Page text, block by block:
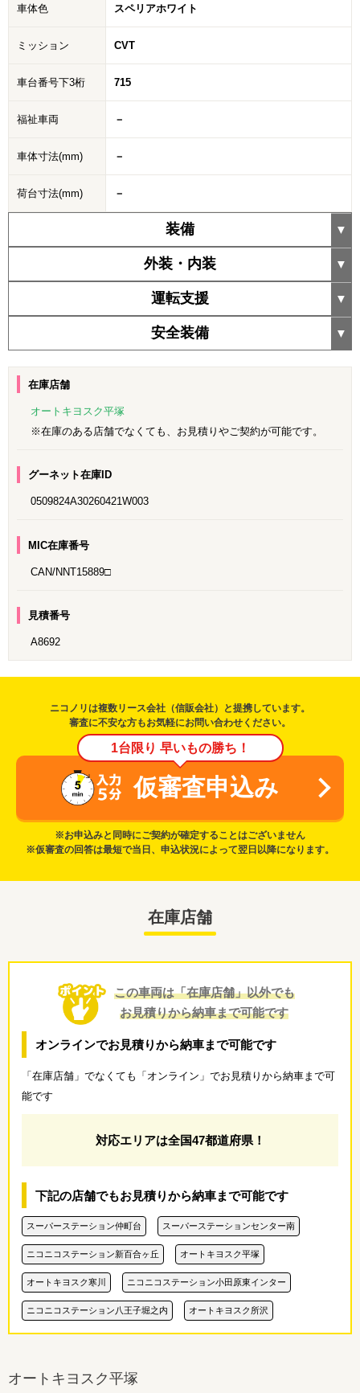
車体色 スペリアホワイト
ミッション CVT
車台番号下3桁 715
福祉車両 －
車体寸法(mm) －
荷台寸法(mm) －
装備
外装・内装
運転支援
安全装備
在庫店舗
オートキヨスク平塚
※在庫のある店舗でなくても、お見積りやご契約が可能です。
グーネット在庫ID
0509824A30260421W003
MIC在庫番号
CAN/NNT15889□
見積番号
A8692
ニコノリは複数リース会社（信販会社）と提携しています。
審査に不安な方もお気軽にお問い合わせください。
1台限り 早いもの勝ち！
仮審査申込み
※お申込みと同時にご契約が確定することはございません
※仮審査の回答は最短で当日、申込状況によって翌日以降になります。
在庫店舗
この車両は「在庫店舗」以外でも
お見積りから納車まで可能です
オンラインでお見積りから納車まで可能です
「在庫店舗」でなくても「オンライン」でお見積りから納車まで可
能です
対応エリアは全国47都道府県！
下記の店舗でもお見積りから納車まで可能です
スーパーステーション仲町台 スーパーステーションセンター南
ニコニコステーション新百合ヶ丘 オートキヨスク平塚
オートキヨスク寒川 ニコニコステーション小田原東インター
ニコニコステーション八王子堀之内 オートキヨスク所沢
オートキヨスク平塚